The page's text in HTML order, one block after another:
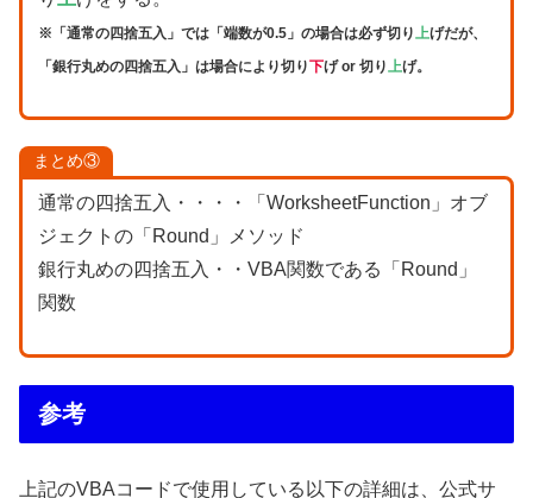
※「通常の四捨五入」では「端数が0.5」の場合は必ず切り上げだが、
「銀行丸めの四捨五入」は場合により切り下げ or 切り上げ。
まとめ③
通常の四捨五入・・・・「WorksheetFunction」オブ
ジェクトの「Round」メソッド
銀行丸めの四捨五入・・VBA関数である「Round」
関数
参考
上記のVBAコードで使用している以下の詳細は、公式サ